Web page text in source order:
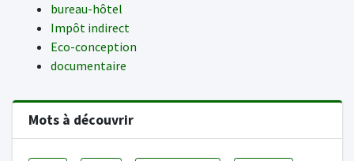
bureau-hôtel
Impôt indirect
Eco-conception
documentaire
Mots à découvrir